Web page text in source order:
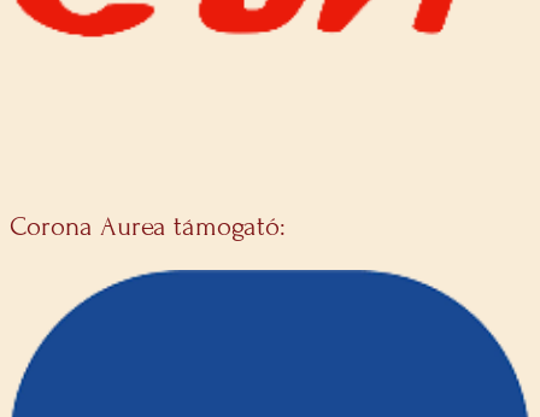
Corona Aurea támogató: